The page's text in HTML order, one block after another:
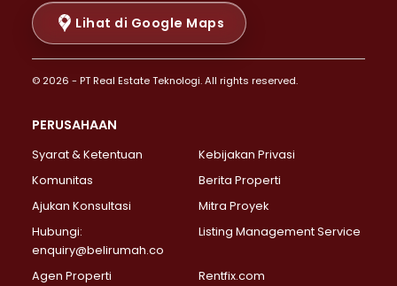
Properti Dijual di Kramat >
Properti Dijual di Pasar Baru >
Properti Dijual di Bendungan Hilir >
Properti Dijual di Jakarta Selatan >
Properti Dijual di Lebak Bulus >
Properti Dijual di Gandaria Selatan >
Properti Dijual di Pondok Labu >
Properti Dijual di Lenteng Agung >
Properti Dijual di Senayan >
Properti Dijual di Pondok Pinang >
Lihat di Google Maps
© 2026 - PT Real Estate Teknologi. All rights reserved.
PERUSAHAAN
Syarat & Ketentuan
Kebijakan Privasi
Komunitas
Berita Properti
Ajukan Konsultasi
Mitra Proyek
Hubungi:
enquiry@belirumah.co
Listing Management Service
Agen Properti Rentfix.com